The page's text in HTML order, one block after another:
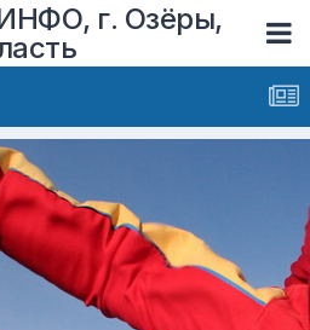
г. Озёры,